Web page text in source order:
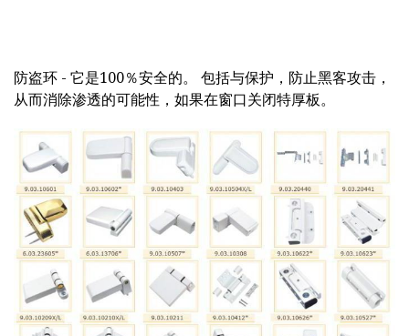
防盗环 - 它是100％安全的。 包括与保护，防止黑客攻击，
从而消除渗透的可能性，如果在窗口关闭特厚板。